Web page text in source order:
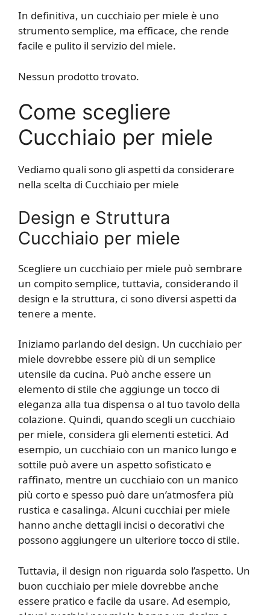
In definitiva, un cucchiaio per miele è uno
strumento semplice, ma efficace, che rende
facile e pulito il servizio del miele.
Nessun prodotto trovato.
Come scegliere
Cucchiaio per miele
Vediamo quali sono gli aspetti da considerare
nella scelta di Cucchiaio per miele
Design e Struttura
Cucchiaio per miele
Scegliere un cucchiaio per miele può sembrare
un compito semplice, tuttavia, considerando il
design e la struttura, ci sono diversi aspetti da
tenere a mente.
Iniziamo parlando del design. Un cucchiaio per
miele dovrebbe essere più di un semplice
utensile da cucina. Può anche essere un
elemento di stile che aggiunge un tocco di
eleganza alla tua dispensa o al tuo tavolo della
colazione. Quindi, quando scegli un cucchiaio
per miele, considera gli elementi estetici. Ad
esempio, un cucchiaio con un manico lungo e
sottile può avere un aspetto sofisticato e
raffinato, mentre un cucchiaio con un manico
più corto e spesso può dare un’atmosfera più
rustica e casalinga. Alcuni cucchiai per miele
hanno anche dettagli incisi o decorativi che
possono aggiungere un ulteriore tocco di stile.
Tuttavia, il design non riguarda solo l’aspetto. Un
buon cucchiaio per miele dovrebbe anche
essere pratico e facile da usare. Ad esempio,